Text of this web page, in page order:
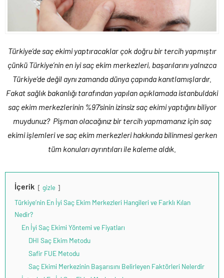
Türkiye’de saç ekimi yaptıracaklar çok doğru bir tercih yapmıştır
çünkü Türkiye’nin en iyi saç ekim merkezleri, başarılarını yalnızca
Türkiye’de değil aynı zamanda dünya çapında kanıtlamışlardır.
Fakat sağlık bakanlığı tarafından yapılan açıklamada istanbuldaki
saç ekim merkezlerinin %97’sinin izinsiz saç ekimi yaptığını biliyor
muydunuz? Pişman olacağınız bir tercih yapmamanız için saç
ekimi işlemleri ve saç ekim merkezleri hakkında bilinmesi gerken
tüm konuları ayrıntıları ile kaleme aldık.
İçerik gizle
Türkiye’nin En İyi Saç Ekim Merkezleri Hangileri ve Farklı Kılan
Nedir?
En İyi Saç Ekimi Yöntemi ve Fiyatları
DHI Saç Ekim Metodu
Safir FUE Metodu
Saç Ekimi Merkezinin Başarısını Belirleyen Faktörleri Nelerdir